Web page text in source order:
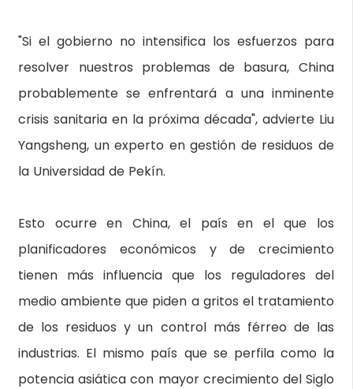
"Si el gobierno no intensifica los esfuerzos para
resolver nuestros problemas de basura, China
probablemente se enfrentará a una inminente
crisis sanitaria en la próxima década", advierte Liu
Yangsheng, un experto en gestión de residuos de
la Universidad de Pekín.
Esto ocurre en China, el país en el que los
planificadores económicos y de crecimiento
tienen más influencia que los reguladores del
medio ambiente que piden a gritos el tratamiento
de los residuos y un control más férreo de las
industrias. El mismo país que se perfila como la
potencia asiática con mayor crecimiento del Siglo